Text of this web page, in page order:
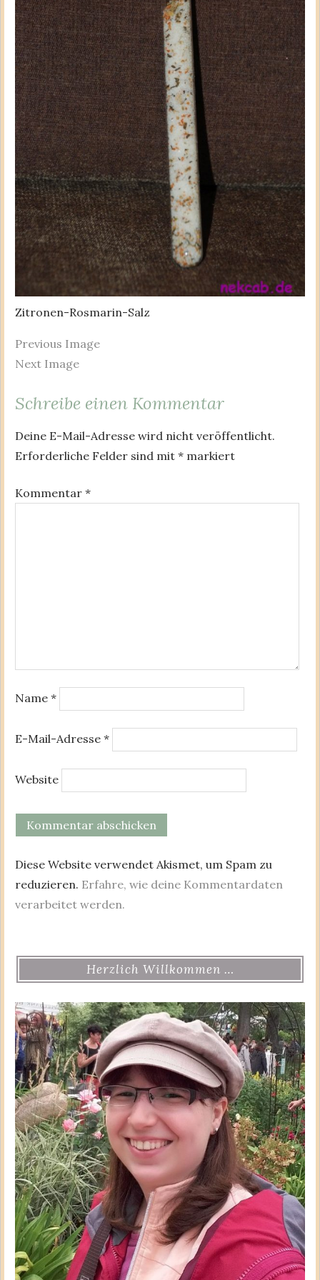
Zitronen-Rosmarin-Salz
Previous Image
Next Image
Schreibe einen Kommentar
Deine E-Mail-Adresse wird nicht veröffentlicht.
Erforderliche Felder sind mit * markiert
Kommentar *
Name *
E-Mail-Adresse *
Website
Diese Website verwendet Akismet, um Spam zu
reduzieren. Erfahre, wie deine Kommentardaten
verarbeitet werden.
Herzlich Willkommen …